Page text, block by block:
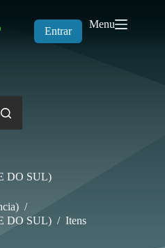
Entrar
Menu
DO SUL)
/
DO SUL) / Itens